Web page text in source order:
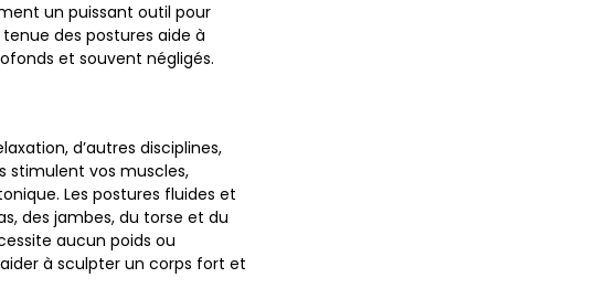
un puissant outil pour
des postures aide à
et souvent négligés.
d’autres disciplines,
stimulent vos muscles,
Les postures fluides et
des jambes, du torse et du
aucun poids ou
à sculpter un corps fort et